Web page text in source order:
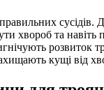
та навіть
розвиток
кущі від